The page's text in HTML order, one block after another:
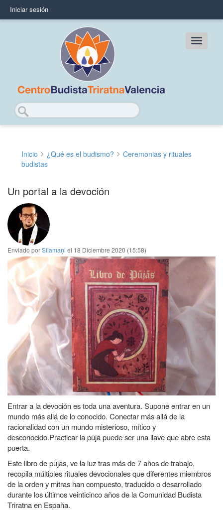
principal
User
Iniciar sesión
Main
Buscar
Sobrescribir
enlaces
de
ayuda
a
la
navegación
Inicio ¿Qué es el budismo?
Ceremonias y rituales
budistas
Un portal a la devoción
Enviado porSīlamaņi el 18 Diciembre 2020 (15:58)
Entrar a la devoción es toda una aventura. Supone entrar en un
mundo más allá de lo conocido. Conectar más allá de la
racionalidad con un mundo misterioso, mítico y
desconocido.Practicar la pūjā puede ser una llave que abre esta
puerta.
Este libro de pūjās, ve la luz tras más de 7 años de trabajo,
recopila múltiples rituales devocionales que diferentes miembros
de la orden y mitras han compuesto, traducido o desarrollado
durante los últimos veinticinco años de la Comunidad Budista
Triratna en España.